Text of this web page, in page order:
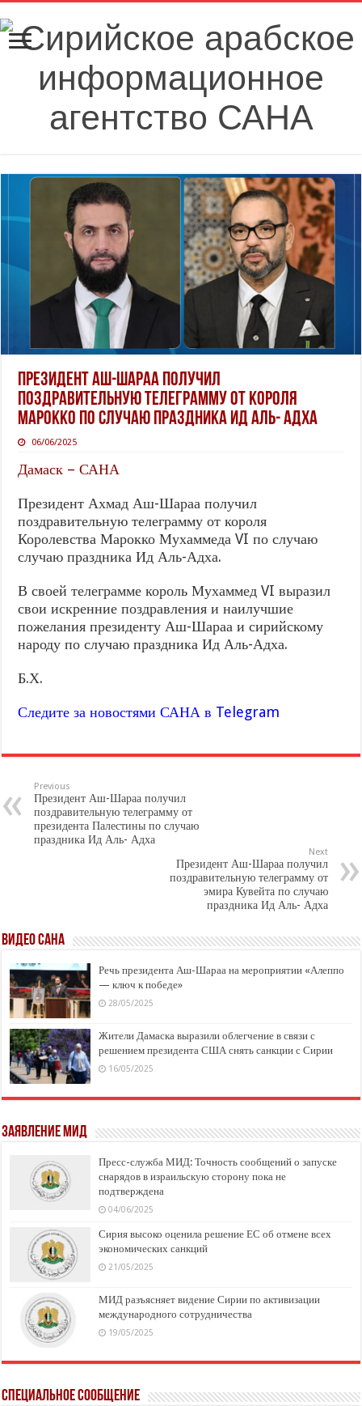
Президент Аш-Шараа получил
поздравительную телеграмму от короля
Марокко по случаю праздника Ид Аль- Адха
06/06/2025
Дамаск – САНА
Президент Ахмад Аш-Шараа получил
поздравительную телеграмму от короля
Королевства Марокко Мухаммеда VI по случаю
случаю праздника Ид Аль-Адха.
В своей телеграмме король Мухаммед VI выразил
свои искренние поздравления и наилучшие
пожелания президенту Аш-Шараа и сирийскому
народу по случаю праздника Ид Аль-Адха.
Б.Х.
Следите за новостями САНАв Telegram
Previous
Президент Аш-Шараа получил
поздравительную телеграмму от
президента Палестины по случаю
праздника Ид Аль- Адха
Next
Президент Аш-Шараа получил
поздравительную телеграмму от
эмира Кувейта по случаю
праздника Ид Аль- Адха
ВИДЕО САНА
Речь президента Аш-Шараа на мероприятии «Алеппо
— ключ к победе»
28/05/2025
Жители Дамаска выразили облегчение в связи с
решением президента США снять санкции с Сирии
16/05/2025
заявление МИД
Пресс-служба МИД: Точность сообщений о запуске
снарядов в израильскую сторону пока не
подтверждена
04/06/2025
Сирия высоко оценила решение ЕС об отмене всех
экономических санкций
21/05/2025
МИД разъясняет видение Сирии по активизации
международного сотрудничества
19/05/2025
Специальное сообщение